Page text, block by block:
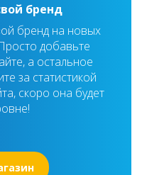
бренд
бренд на новых
добавьте
а остальное
за статистикой
скоро она будет